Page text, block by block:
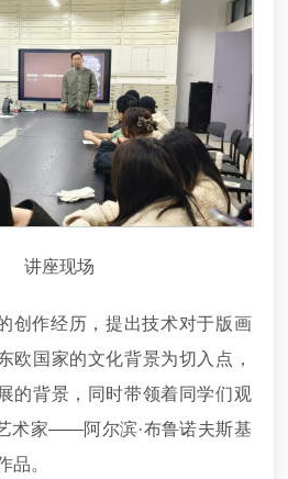
讲座现场
创作经历，提出技术对于版画
欧国家的文化背景为切入点，
的背景，同时带领着同学们观
术家——阿尔滨·布鲁诺夫斯基
品。